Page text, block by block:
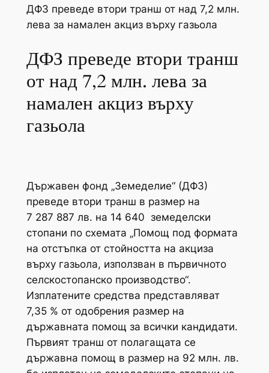
ДФЗ преведе втори транш от над 7,2 млн.
лева за намален акциз върху газьола
ДФЗ преведе втори транш
от над 7,2 млн. лева за
намален акциз върху
газьола
Държавен фонд „Земеделие“ (ДФЗ)
преведе втори транш в размер на
7 287 887 лв. на 14 640 земеделски
стопани по схемата „Помощ под формата
на отстъпка от стойността на акциза
върху газьола, използван в първичното
селскостопанско производство“.
Изплатените средства представляват
7,35 % от одобрения размер на
държавната помощ за всички кандидати.
Първият транш от полагащата се
държавна помощ в размер на 92 млн. лв.